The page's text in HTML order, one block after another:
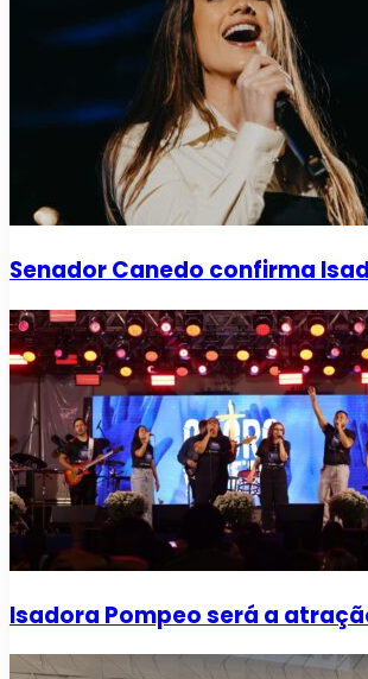
Senador Canedo confirma
Isadora Pompeo será a